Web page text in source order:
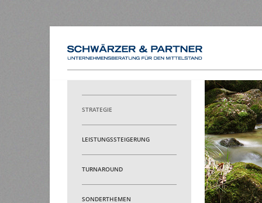
STRATEGIE
LEISTUNGSSTEIGERUNG
TURNAROUND
SONDERTHEMEN